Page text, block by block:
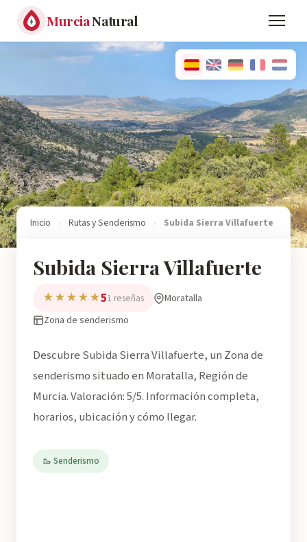
MurciaNatural
Inicio › Rutas y Senderismo › Subida Sierra Villafuerte
Subida Sierra Villafuerte
★★★★★51 reseñas
Moratalla
Zona de senderismo
Descubre Subida Sierra Villafuerte, un Zona de
senderismo situado en Moratalla, Región de
Murcia. Valoración: 5/5. Información completa,
horarios, ubicación y cómo llegar.
🥾 Senderismo